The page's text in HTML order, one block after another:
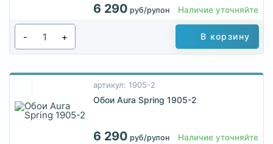
6 290 руб/рулон Наличие уточняйте
- + В корзину
артикул: 1905-2
Обои Aura Spring 1905-2
6 290 руб/рулон Наличие уточняйте